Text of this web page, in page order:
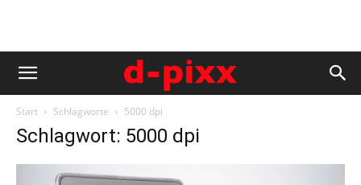
Start Schlagworte 5000 dpi
Schlagwort: 5000 dpi